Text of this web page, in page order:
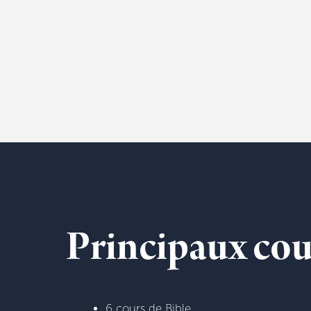
Principaux